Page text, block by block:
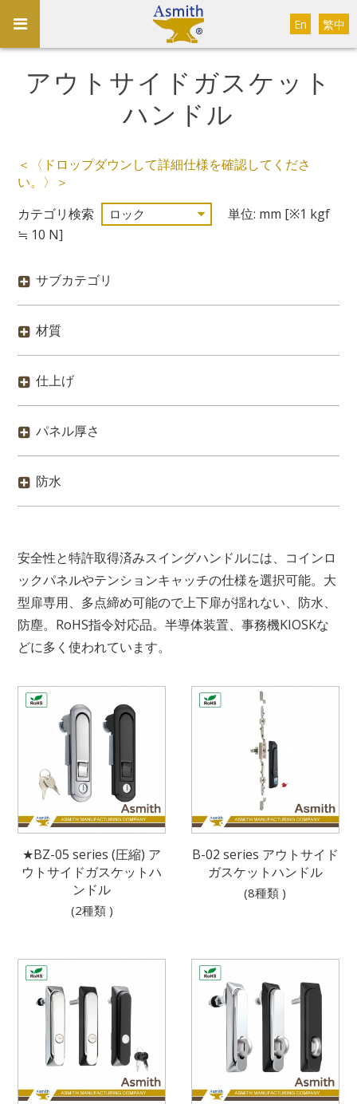
繁中
En
アウトサイドガスケット
ハンドル
＜〈ドロップダウンして詳細仕様を確認してくださ
い。〉＞
カテゴリ検索
単位: mm [※1 kgf
≒ 10 N]
サブカテゴリ
材質
仕上げ
パネル厚さ
防水
安全性と特許取得済みスイングハンドルには、コインロ
ックパネルやテンションキャッチの仕様を選択可能。大
型扉専用、多点締め可能ので上下扉が揺れない、防水、
防塵。RoHS指令対応品。半導体装置、事務機KIOSKな
どに多く使われています。
★BZ-05 series (圧縮) ア
ウトサイドガスケットハ
ンドル
(2種類 )
B-02 series アウトサイド
ガスケットハンドル
(8種類 )